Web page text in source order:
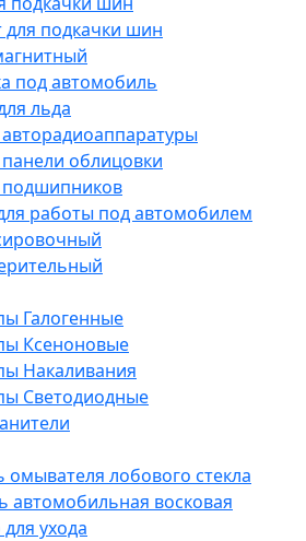
для подкачки шин
под автомобиль
льда
облицовки
работы под автомобилем
Галогенные
Ксеноновые
Накаливания
Светодиодные
омывателя лобового стекла
автомобильная восковая
ухода